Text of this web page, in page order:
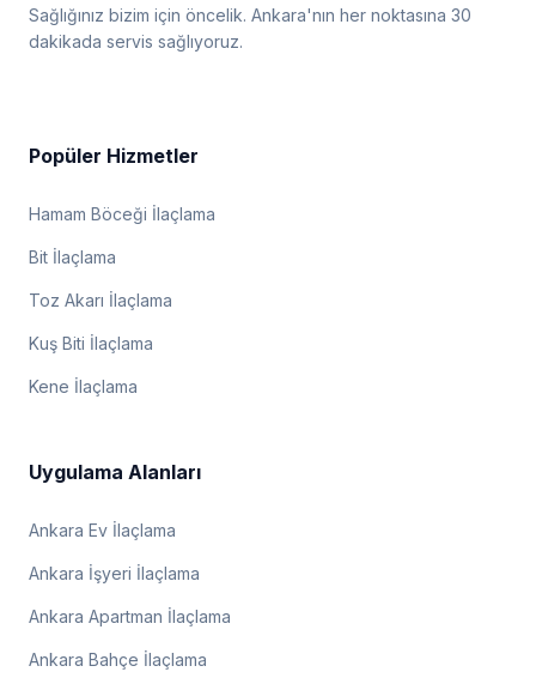
Sağlığınız bizim için öncelik. Ankara'nın her noktasına 30
dakikada servis sağlıyoruz.
Popüler Hizmetler
Hamam Böceği İlaçlama
Bit İlaçlama
Toz Akarı İlaçlama
Kuş Biti İlaçlama
Kene İlaçlama
Uygulama Alanları
Ankara Ev İlaçlama
Ankara İşyeri İlaçlama
Ankara Apartman İlaçlama
Ankara Bahçe İlaçlama